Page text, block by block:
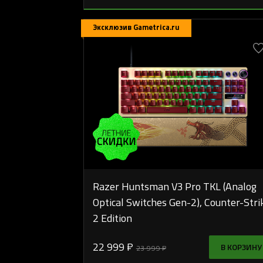
Эксклюзив Gametrica.ru
Razer Huntsman V3 Pro TKL (Analog
Optical Switches Gen-2), Counter-
2 Edition
22 999 ₽ 23 999 ₽ В КОРЗИНУ